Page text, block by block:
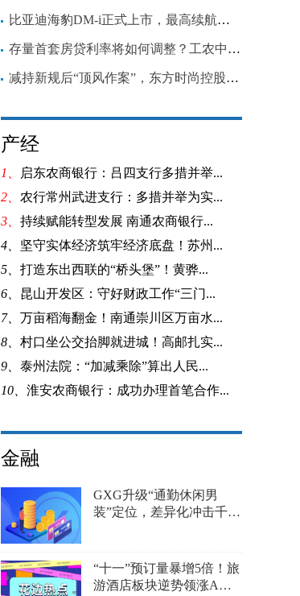
比亚迪海豹DM-i正式上市，最高续航可超1300km
存量首套房贷利率将如何调整？工农中建四家银行细则出炉
减持新规后“顶风作案”，东方时尚控股股东连收处罚，还需回购股份
产经
1、
启东农商银行：吕四支行多措并举...
2、 农行常州武进支行：多措并举为实...
3、 持续赋能转型发展 南通农商银行...
4、 坚守实体经济筑牢经济底盘！苏州...
5、 打造东出西联的“桥头堡”！黄骅...
6、 昆山开发区：守好财政工作“三门...
7、 万亩稻海翻金！南通崇川区万亩水...
8、 村口坐公交抬脚就进城！高邮扎实...
9、 泰州法院：“加减乘除”算出人民...
10、 淮安农商银行：成功办理首笔合作...
金融
GXG升级“通勤休闲男
装”定位，差异化冲击千亿
“十一”预订量暴增5倍！旅
游酒店板块逆势领涨A股